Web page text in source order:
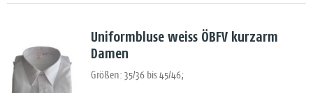
Uniformbluse weiss ÖBFV kurzarm
Damen
Größen: 35/36 bis 45/46;